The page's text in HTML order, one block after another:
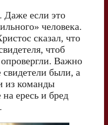
Даже если это
человека.
сказал, что
чтоб
Важно
были, а
из команды
ересь и бред